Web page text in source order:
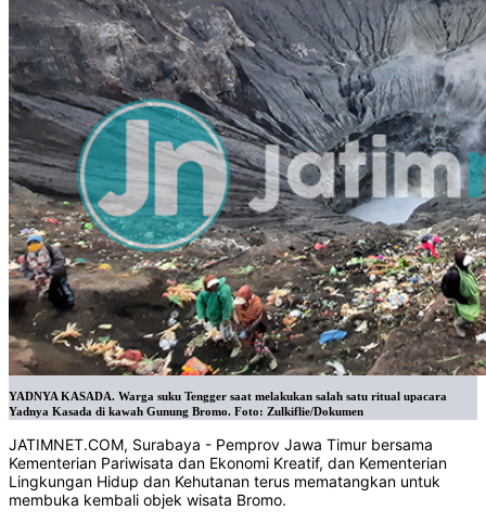
YADNYA KASADA. Warga suku Tengger saat melakukan salah satu ritual upacara
Yadnya Kasada di kawah Gunung Bromo. Foto: Zulkiflie/Dokumen
JATIMNET.COM, Surabaya - Pemprov Jawa Timur bersama
Kementerian Pariwisata dan Ekonomi Kreatif, dan Kementerian
Lingkungan Hidup dan Kehutanan terus mematangkan untuk
membuka kembali objek wisata Bromo.